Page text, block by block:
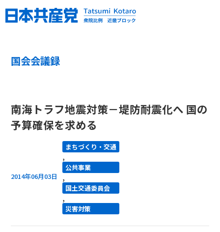
国会会議録
南海トラフ地震対策－堤防耐震化へ 国の
予算確保を求める
2014年06月03日
まちづくり・交通
,
公共事業
,
国土交通委員会
,
災害対策